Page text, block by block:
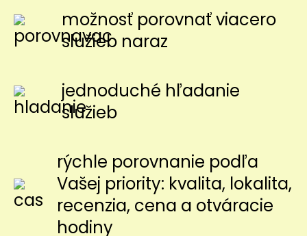
možnosť porovnať viacero
služieb naraz
jednoduché hľadanie
služieb
rýchle porovnanie podľa
Vašej priority: kvalita, lokalita,
recenzia, cena a otváracie
hodiny